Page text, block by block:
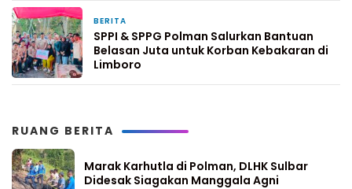
BERITA
SPPI & SPPG Polman Salurkan Bantuan
Belasan Juta untuk Korban Kebakaran di
Limboro
RUANG BERITA
Marak Karhutla di Polman, DLHK Sulbar
Didesak Siagakan Manggala Agni